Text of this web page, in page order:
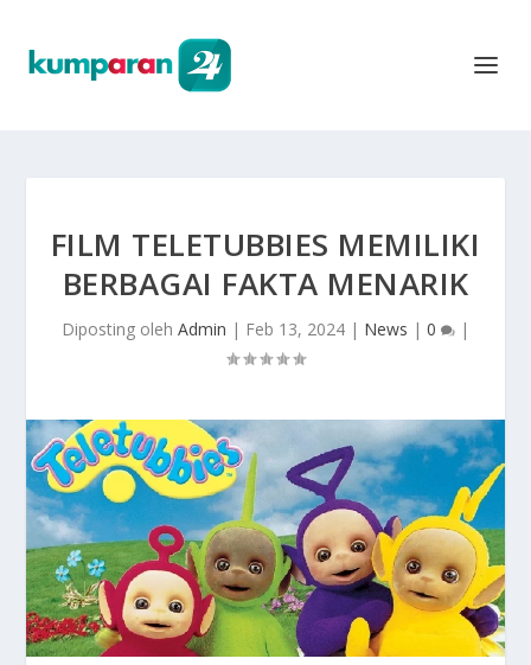
FILM TELETUBBIES MEMILIKI
BERBAGAI FAKTA MENARIK
Diposting oleh Admin | Feb 13, 2024 | News | 0 |